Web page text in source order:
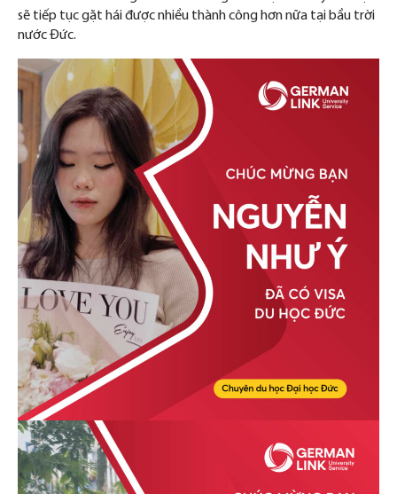
sẽ tiếp tục gặt hái được nhiều thành công hơn nữa tại bầu trời
nước Đức.